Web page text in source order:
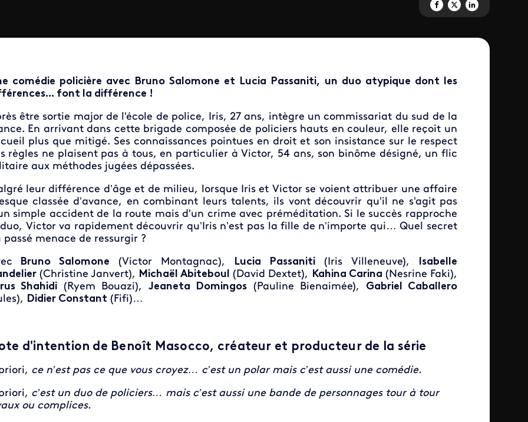
Partagez 'A priori' sur Facebook
Partagez 'A priori' sur X
Partagez 'A priori'
comédie policière avec Bruno Salomone et Lucia Passaniti, un duo atypique dont les
font la différence !
être sortie major de l'école de police, Iris, 27 ans, intègre un commissariat du sud de la
En arrivant dans cette brigade composée de policiers hauts en couleur, elle reçoit un
plus que mitigé. Ses connaissances pointues en droit et son insistance sur le respect
règles ne plaisent pas à tous, en particulier à Victor, 54 ans, son binôme désigné, un flic
aux méthodes jugées dépassées.
leur différence d’âge et de milieu, lorsque Iris et Victor se voient attribuer une affaire
classée d’avance, en combinant leurs talents, ils vont découvrir qu'il ne s'agit pas
simple accident de la route mais d'un crime avec préméditation. Si le succès rapproche
Victor va rapidement découvrir qu’Iris n’est pas la fille de n’importe qui… Quel secret
passé menace de ressurgir ?
Bruno Salomone (Victor Montagnac), Lucia Passaniti (Iris Villeneuve),
Isabelle
(Christine Janvert), Michaël Abiteboul (David Dextet), Kahina Carina (Nesrine Faki),
Shahidi (Ryem Bouazi), Jeaneta Domingos (Pauline Bienaimée), Gabriel Caballero
Didier Constant (Fifi)…
d'intention de Benoît Masocco, créateur et producteur de la série
ce n’est pas ce que vous croyez… c’est un polar mais c’est aussi une comédie.
c’est un duo de policiers… mais c’est aussi une bande de personnages tour à tour
ou complices.